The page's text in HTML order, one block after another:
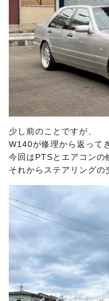
少し前のことですが、
W140が修理から返って
今回はPTSとエアコンの
それからステアリングの